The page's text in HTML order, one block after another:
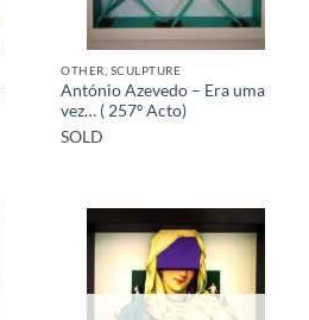
OTHER, SCULPTURE
António Azevedo – Era uma
vez… ( 257º Acto)
SOLD